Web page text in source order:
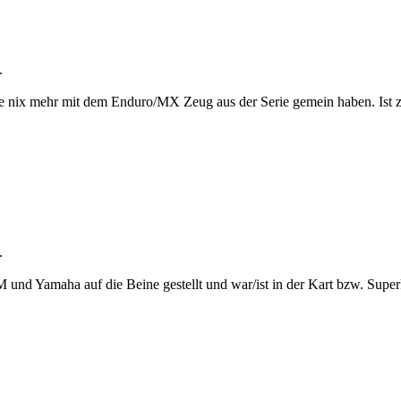
mehr mit dem Enduro/MX Zeug aus der Serie gemein haben. Ist
Yamaha auf die Beine gestellt und war/ist in der Kart bzw.